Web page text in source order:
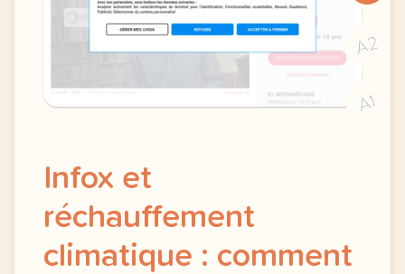
A2
A1
Infox et
réchauffement
climatique : comment